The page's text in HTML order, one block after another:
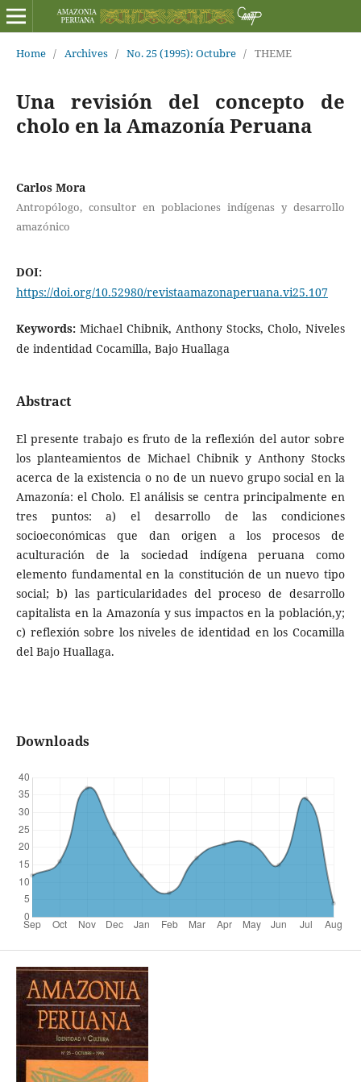
Home / Archives / No. 25 (1995): Octubre / THEME
Una revisión del concepto de
cholo en la Amazonía Peruana
Carlos Mora
Antropólogo, consultor en poblaciones indígenas y desarrollo
amazónico
DOI:
https://doi.org/10.52980/revistaamazonaperuana.vi25.107
Keywords: Michael Chibnik, Anthony Stocks, Cholo, Niveles
de indentidad Cocamilla, Bajo Huallaga
Abstract
El presente trabajo es fruto de la reflexión del autor sobre
los planteamientos de Michael Chibnik y Anthony Stocks
acerca de la existencia o no de un nuevo grupo social en la
Amazonía: el Cholo. El análisis se centra principalmente en
tres puntos: a) el desarrollo de las condiciones
socioeconómicas que dan origen a los procesos de
aculturación de la sociedad indígena peruana como
elemento fundamental en la constitución de un nuevo tipo
social; b) las particularidades del proceso de desarrollo
capitalista en la Amazonía y sus impactos en la población,y;
c) reflexión sobre los niveles de identidad en los Cocamilla
del Bajo Huallaga.
Downloads